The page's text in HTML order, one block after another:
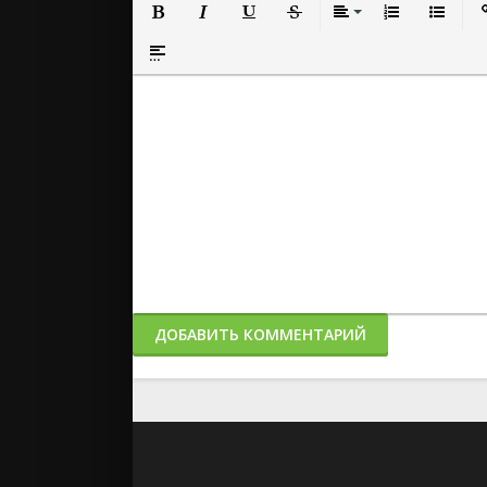
Вставка спойлера
ДОБАВИТЬ КОММЕНТАРИЙ